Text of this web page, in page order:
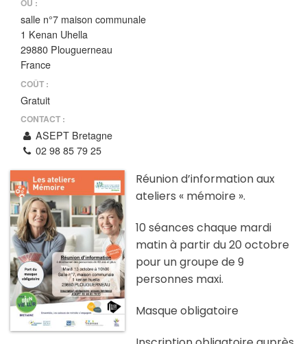
OÙ :
salle n°7 maison communale
1 Kenan Uhella
29880 Plouguerneau
France
COÛT :
Gratuit
CONTACT :
ASEPT Bretagne
02 98 85 79 25
Réunion d’information aux
ateliers « mémoire ».
10 séances chaque mardi
matin à partir du 20 octobre
pour un groupe de 9
personnes maxi.
Masque obligatoire